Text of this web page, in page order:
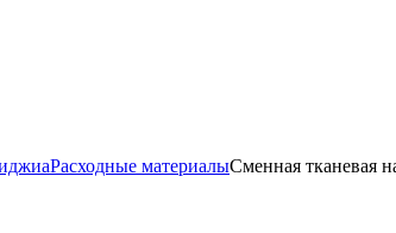
Расходные материалыСменная тканевая